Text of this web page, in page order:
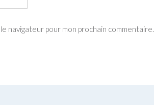
navigateur pour mon prochain commentaire.